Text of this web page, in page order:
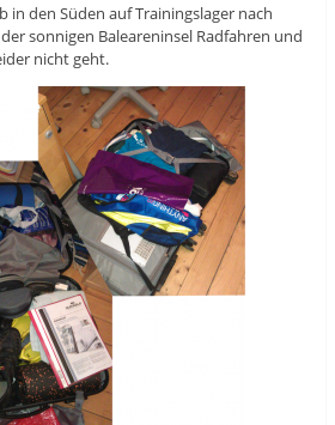
in den Süden auf Trainingslager nach
sonnigen Baleareninsel Radfahren und
nicht geht.